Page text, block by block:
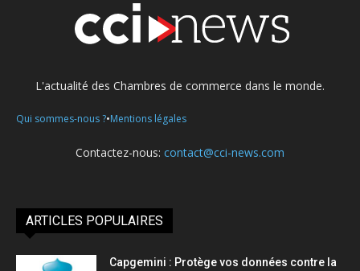
L'actualité des Chambres de commerce dans le monde.
Qui sommes-nous ?•Mentions légales
Contactez-nous: contact@cci-news.com
ARTICLES POPULAIRES
Capgemini : Protège vos données contre la